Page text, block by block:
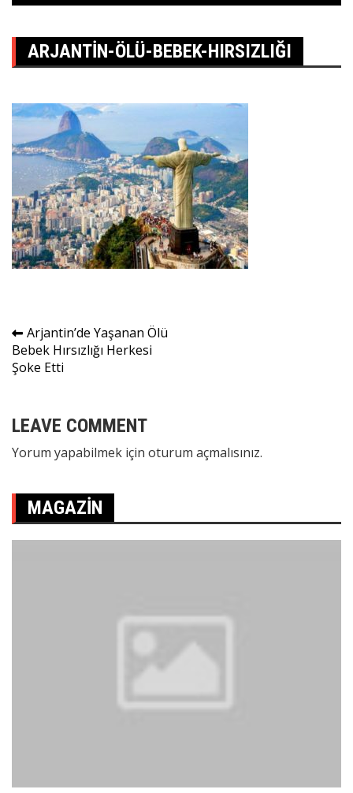
ARJANTIN-ÖLÜ-BEBEK-HIRSIZLIĞI
Yazı
gezinmesi
Arjantin’de Yaşanan Ölü
Bebek Hırsızlığı Herkesi
Şoke Etti
LEAVE COMMENT
Yorum yapabilmek için oturum açmalısınız.
MAGAZIN